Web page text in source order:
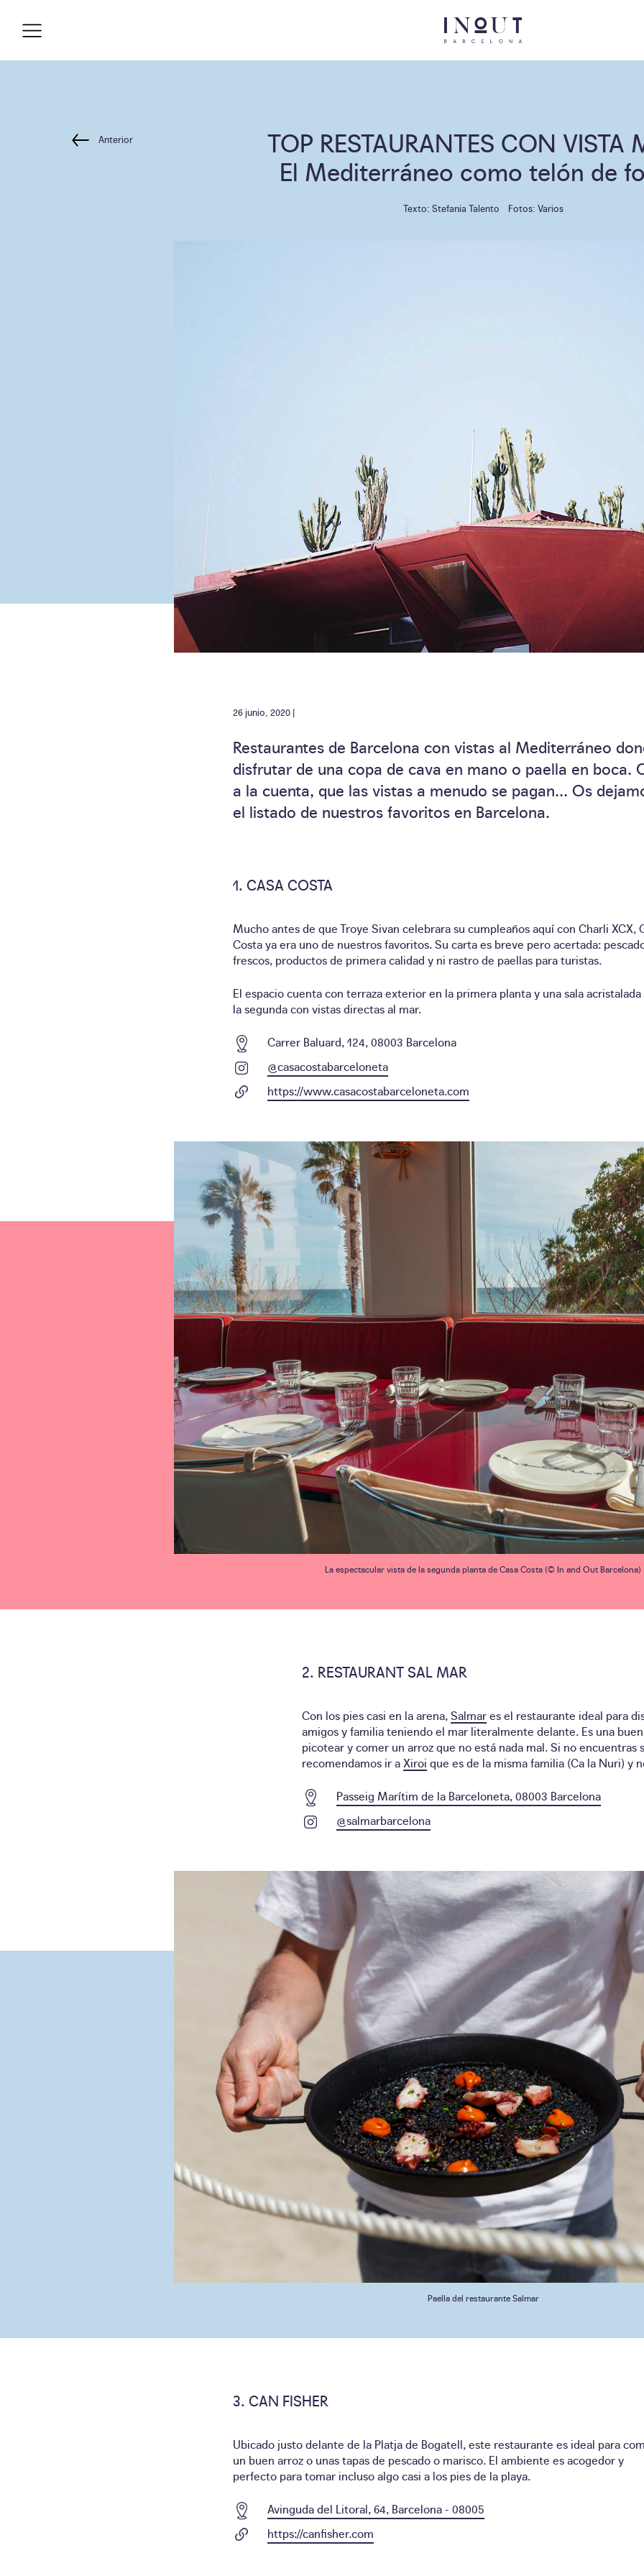
Anterior
TOP RESTAURANTES CON VISTA
El Mediterráneo como telón de
Texto: Stefania Talento Fotos: Varios
26 junio, 2020 |
Restaurantes de Barcelona con vistas al Mediterráneo
disfrutar de una copa de cava en mano o paella en boca.
a la cuenta, que las vistas a menudo se pagan... Os
el listado de nuestros favoritos en Barcelona.
CASA COSTA
Mucho antes de que Troye Sivan celebrara su cumpleaños aquí con Charli XCX,
Costa ya era uno de nuestros favoritos. Su carta es breve pero acertada:
frescos, productos de primera calidad y ni rastro de paellas para turistas.
El espacio cuenta con terraza exterior en la primera planta y una sala acristalada
la segunda con vistas directas al mar.
Carrer Baluard, 124, 08003 Barcelona
@casacostabarceloneta
https://www.casacostabarceloneta.com
La espectacular vista de la segunda planta de Casa Costa (© In and Out Barcelona)
RESTAURANT SAL MAR
Con los pies casi en la arena,Salmares el restaurante ideal para
amigos y familia teniendo el mar literalmente delante. Es una
picotear y comer un arroz que no está nada mal. Si no encuentras
recomendamos ir aXiroi que es de la misma familia (Ca la Nuri) y
Passeig Marítim de la Barceloneta, 08003 Barcelona
@salmarbarcelona
Paella del restaurante Salmar
CAN FISHER
Ubicado justo delante de la Platja de Bogatell, este restaurante es ideal para
un buen arroz o unas tapas de pescado o marisco. El ambiente es acogedor y
perfecto para tomar incluso algo casi a los pies de la playa.
Avinguda del Litoral, 64, Barcelona - 08005
https://canfisher.com